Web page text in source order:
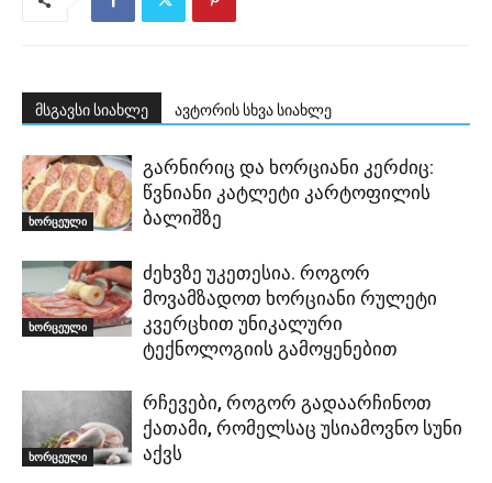
მსგავსი სიახლე ავტორის სხვა სიახლე
ხორცეული
გარნირიც და ხორციანი კერძიც:
წვნიანი კატლეტი კარტოფილის
ბალიშზე
ხორცეული
ძეხვზე უკეთესია. როგორ
მოვამზადოთ ხორციანი რულეტი
კვერცხით უნიკალური
ტექნოლოგიის გამოყენებით
ხორცეული
რჩევები, როგორ გადაარჩინოთ
ქათამი, რომელსაც უსიამოვნო სუნი
აქვს